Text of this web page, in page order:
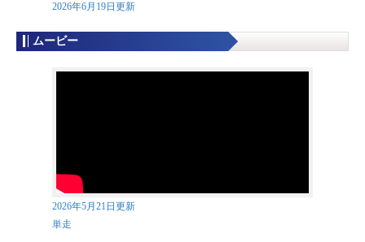
2026年6月19日更新
ムービー
2026年5月21日更新
単走